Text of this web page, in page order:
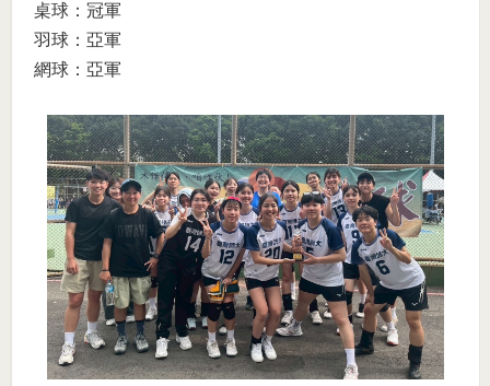
桌球：冠軍
羽球：亞軍
網球：亞軍